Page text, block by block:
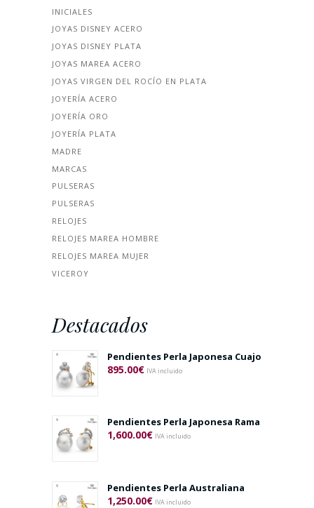
INICIALES
JOYAS DISNEY ACERO
JOYAS DISNEY PLATA
JOYAS MAREA ACERO
JOYAS VIRGEN DEL ROCÍO EN PLATA
JOYERÍA ACERO
JOYERÍA ORO
JOYERÍA PLATA
MADRE
MARCAS
PULSERAS
PULSERAS
RELOJES
RELOJES MAREA HOMBRE
RELOJES MAREA MUJER
VICEROY
Destacados
Pendientes Perla Japonesa Cuajo
895.00€ IVA incluido
Pendientes Perla Japonesa Rama
1,600.00€ IVA incluido
Pendientes Perla Australiana
1,250.00€ IVA incluido